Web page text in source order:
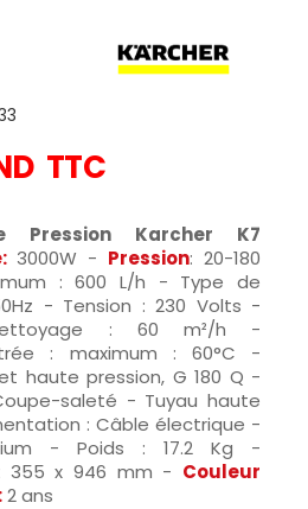
TTC
Pression Karcher K7
3000W - Pression: 20-180
: 600 L/h - Type de
- Tension : 230 Volts -
: 60 m²/h -
: maximum : 60°C -
haute pression, G 180 Q -
saleté - Tuyau haute
: Câble électrique -
- Poids : 17.2 Kg -
355 x 946 mm - Couleur
2 ans